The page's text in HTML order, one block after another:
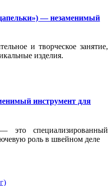
— незаменимый
и творческое занятие,
изделия.
инструмент для
это специализированный
роль в швейном деле